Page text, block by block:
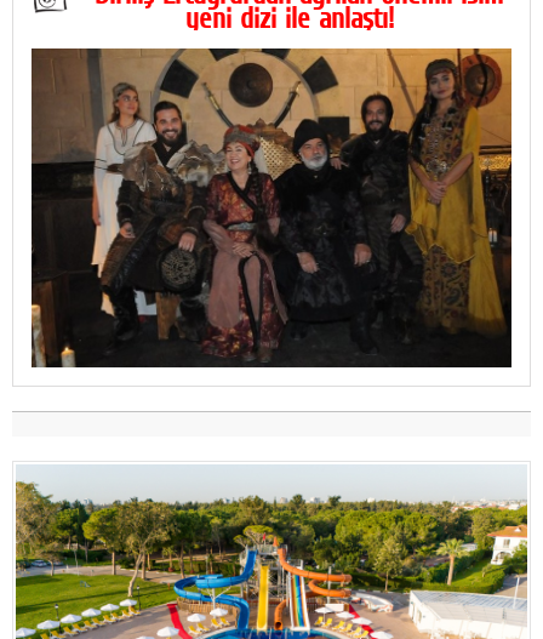
yeni dizi ile anlaştı!